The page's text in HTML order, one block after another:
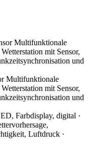
Multifunktionale
mit Sensor,
und
Farbdisplay, digital ·
Luftdruck ·